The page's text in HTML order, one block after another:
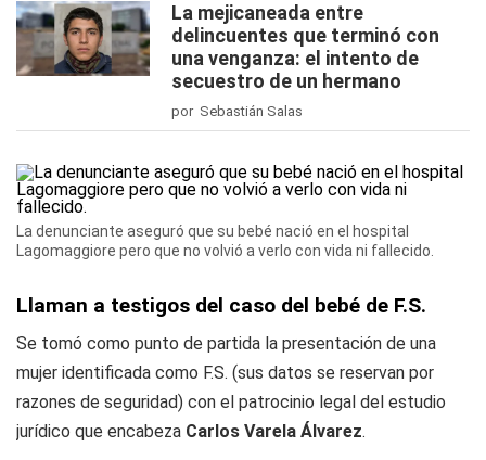
La mejicaneada entre
delincuentes que terminó con
una venganza: el intento de
secuestro de un hermano
por Sebastián Salas
La denunciante aseguró que su bebé nació en el hospital
Lagomaggiore pero que no volvió a verlo con vida ni fallecido.
Llaman a testigos del caso del bebé de F.S.
Se tomó como punto de partida la presentación de una
mujer identificada como F.S. (sus datos se reservan por
razones de seguridad) con el patrocinio legal del estudio
jurídico que encabeza Carlos Varela Álvarez.